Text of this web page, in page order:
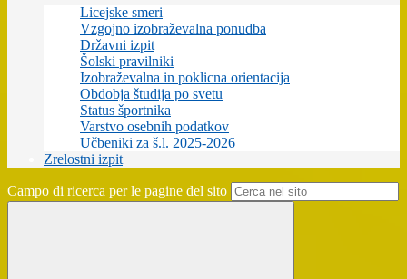
Licejske smeri
Vzgojno izobraževalna ponudba
Državni izpit
Šolski pravilniki
Izobraževalna in poklicna orientacija
Obdobja študija po svetu
Status športnika
Varstvo osebnih podatkov
Učbeniki za š.l. 2025-2026
Zrelostni izpit
Campo di ricerca per le pagine del sito